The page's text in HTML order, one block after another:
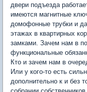
двери подъезда
имеются магнитные
домофонные трубки и
этажах в квартирных
замками. Зачем нам в
функциональные
Кто и зачем нам в
Или у кого-то есть
дополнительно к и без